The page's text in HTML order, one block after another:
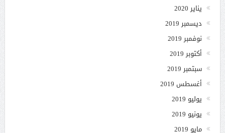
يناير 2020
ديسمبر 2019
نوفمبر 2019
أكتوبر 2019
سبتمبر 2019
أغسطس 2019
يوليو 2019
يونيو 2019
مايو 2019